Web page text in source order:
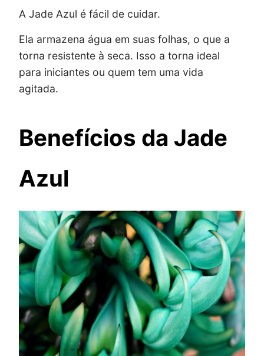
A Jade Azul é fácil de cuidar.
Ela armazena água em suas folhas, o que a
torna resistente à seca. Isso a torna ideal
para iniciantes ou quem tem uma vida
agitada.
Benefícios da Jade
Azul